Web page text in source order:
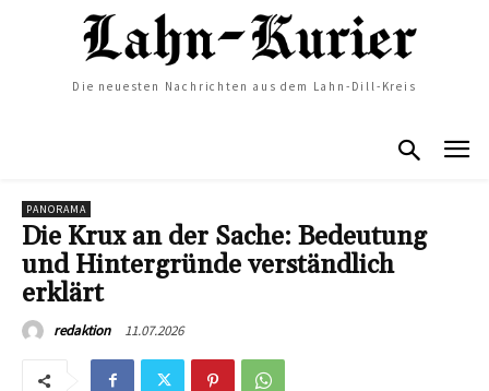
Die neuesten Nachrichten aus dem Lahn-Dill-Kreis
PANORAMA
Die Krux an der Sache: Bedeutung
und Hintergründe verständlich
erklärt
redaktion 11.07.2026